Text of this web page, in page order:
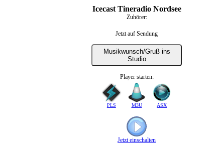
Icecast Tineradio Nordsee
Zuhörer:
Jetzt auf Sendung
Musikwunsch/Gruß ins
Studio
Player starten:
PLS M3U ASX
Jetzt einschalten